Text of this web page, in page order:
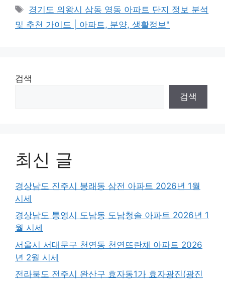
Tags
경기도 의왕시 삼동 영동 아파트 단지 정보 분석
및 추천 가이드 | 아파트, 분양, 생활정보"
검색
검색
최신 글
경상남도 진주시 봉래동 삼전 아파트 2026년 1월
시세
경상남도 통영시 도남동 도남청솔 아파트 2026년 1
월 시세
서울시 서대문구 천연동 천연뜨란채 아파트 2026
년 2월 시세
전라북도 전주시 완산구 효자동1가 효자광진(광진